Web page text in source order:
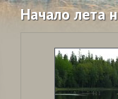
Начало лета